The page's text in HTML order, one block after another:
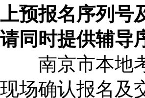
上预报名序列号
请同时提供辅导
南京市本地考
现场确认报名及